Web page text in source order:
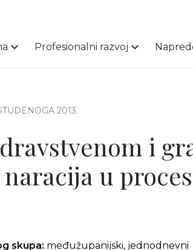
Profesionalni razvoj
2013.
i
u
skupa: međužupanijski, jednodnevni